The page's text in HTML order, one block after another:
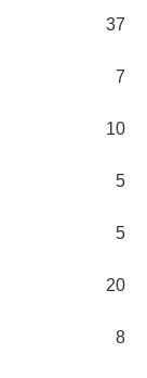
37
7
10
5
5
20
8